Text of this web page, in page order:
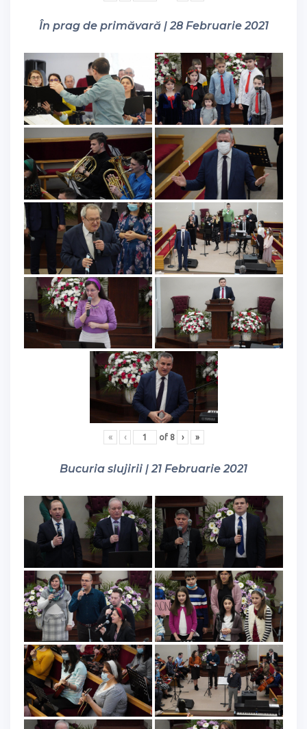
În prag de primăvară | 28 Februarie 2021
« ‹ of 8 › »
Bucuria slujirii | 21 Februarie 2021